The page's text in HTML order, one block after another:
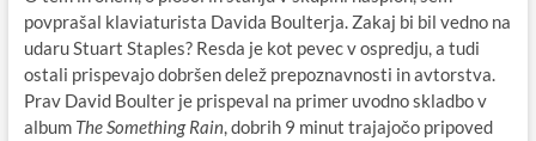
povprašal klaviaturista Davida Boulterja. Zakaj bi bil vedno na
udaru Stuart Staples? Resda je kot pevec v ospredju, a tudi
ostali prispevajo dobršen delež prepoznavnosti in avtorstva.
Prav David Boulter je prispeval na primer uvodno skladbo v
album The Something Rain, dobrih 9 minut trajajočo pripoved